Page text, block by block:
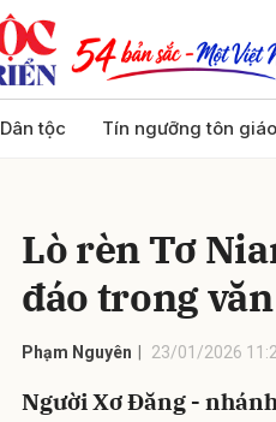
tộc Tín ngưỡng tôn giáo
Lò rèn Tơ
đáo trong
Phạm Nguyên 23/01/2026
Người Xơ Đăng -